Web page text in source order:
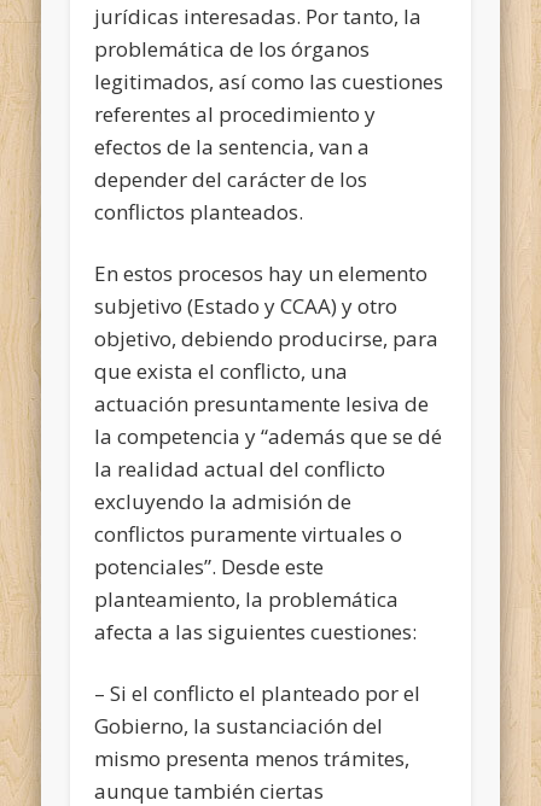
jurídicas interesadas. Por tanto, la
problemática de los órganos
legitimados, así como las cuestiones
referentes al procedimiento y
efectos de la sentencia, van a
depender del carácter de los
conflictos planteados.
En estos procesos hay un elemento
subjetivo (Estado y CCAA) y otro
objetivo, debiendo producirse, para
que exista el conflicto, una
actuación presuntamente lesiva de
la competencia y “además que se dé
la realidad actual del conflicto
excluyendo la admisión de
conflictos puramente virtuales o
potenciales”. Desde este
planteamiento, la problemática
afecta a las siguientes cuestiones:
– Si el conflicto el planteado por el
Gobierno, la sustanciación del
mismo presenta menos trámites,
aunque también ciertas